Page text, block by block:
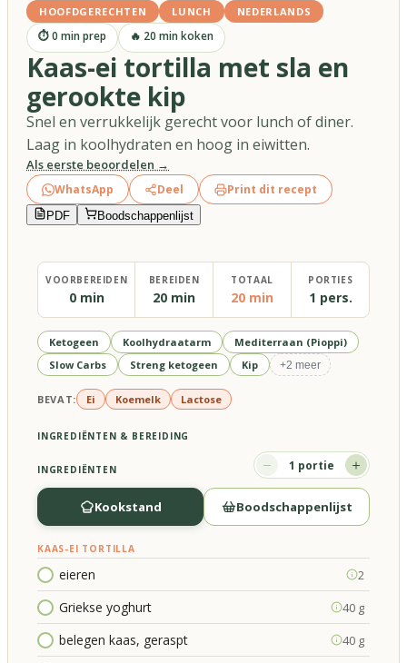
HOOFDGERECHTEN LUNCH NEDERLANDS
⏱0 min prep 🔥 20 min koken
Kaas-ei tortilla met sla en
gerookte kip
Snel en verrukkelijk gerecht voor lunch of diner.
Laag in koolhydraten en hoog in eiwitten.
Als eerste beoordelen →
WhatsApp Deel Print dit recept
PDF Boodschappenlijst
VOORBEREIDEN
0 min
BEREIDEN
20 min
TOTAAL
20 min
PORTIES
1 pers.
Ketogeen Koolhydraatarm
Mediterraan (Pioppi)
Slow Carbs
Streng ketogeen Kip +2 meer
BEVAT: Ei Koemelk Lactose
INGREDIËNTEN & BEREIDING
INGREDIËNTEN 1 portie
Kookstand Boodschappenlijst
KAAS-EI TORTILLA
eieren 2
Griekse yoghurt 40 g
belegen kaas, geraspt 40 g